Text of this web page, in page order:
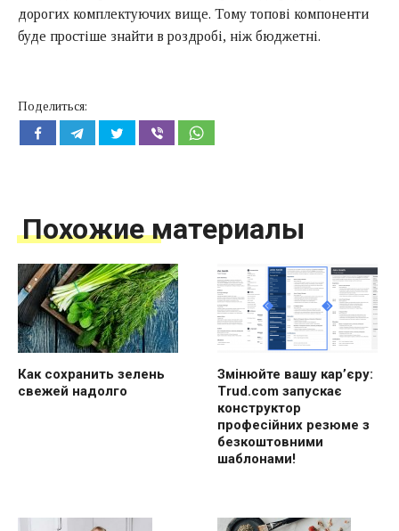
дорогих комплектуючих вище. Тому топові компоненти
буде простіше знайти в роздробі, ніж бюджетні.
Поделиться:
Похожие материалы
Как сохранить зелень
свежей надолго
Змінюйте вашу кар’єру:
Trud.com запускає
конструктор
професійних резюме з
безкоштовними
шаблонами!